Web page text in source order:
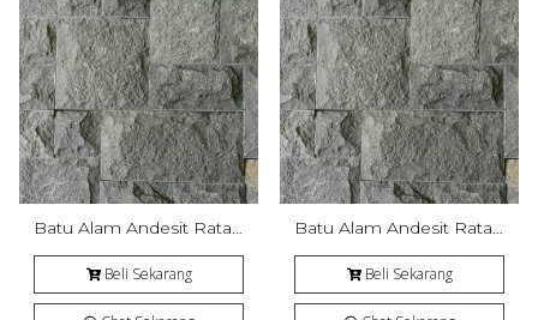
Batu Alam Andesit Rata Alam (RTA)
Beli Sekarang
Batu Alam Andesit Rata Alam (RTA)
Beli Sekarang